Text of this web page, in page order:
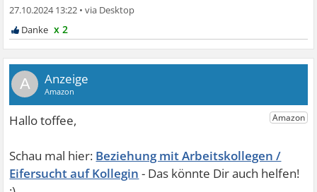
27.10.2024 13:22 •
x 2
A
Beziehung mit Arbeitskollegen /
Eifersucht auf Kollegin